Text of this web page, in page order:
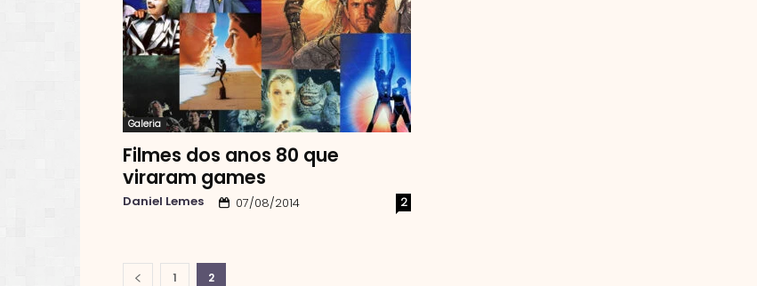
Galeria
Filmes dos anos 80 que
viraram games
Daniel Lemes 07/08/2014 2
1 2